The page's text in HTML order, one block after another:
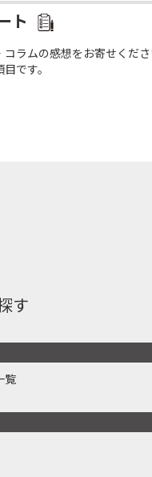
ト
コラムの感想をお寄せくだ
です。
す
覧